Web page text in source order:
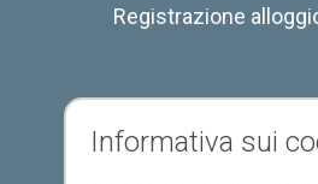
Registrazione
Informativa sui